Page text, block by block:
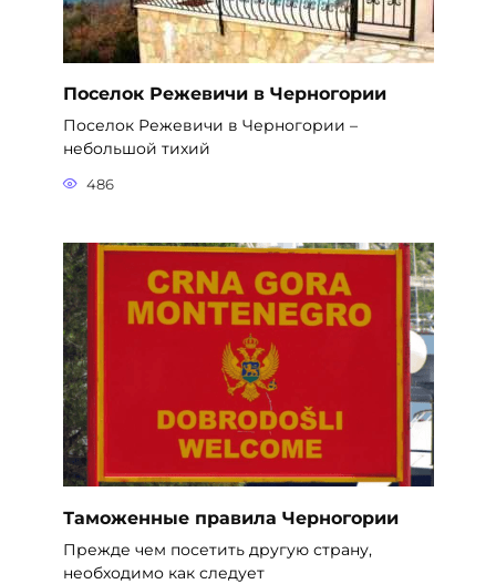
Поселок Режевичи в Черногории
Поселок Режевичи в Черногории –
небольшой тихий
486
Таможенные правила Черногории
Прежде чем посетить другую страну,
необходимо как следует